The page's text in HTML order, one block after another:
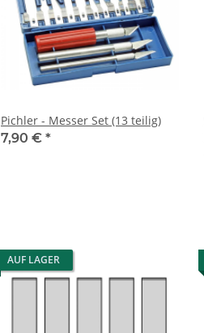
Pichler - Messer Set (13 teilig)
7,90 € *
AUF LAGER